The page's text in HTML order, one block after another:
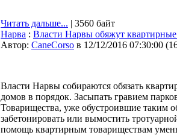
Читать дальше... | 3560 байт
Нарва : Власти Нарвы обяжут
Автор: CaneCorso в 12/12/2016 07:30:00 (
Власти Нарвы собираются обязать
домов в порядок. Засыпать гравием
Товарищества, уже обустроившие таким
забетонировать или вымостить
помощь квартирным товариществам